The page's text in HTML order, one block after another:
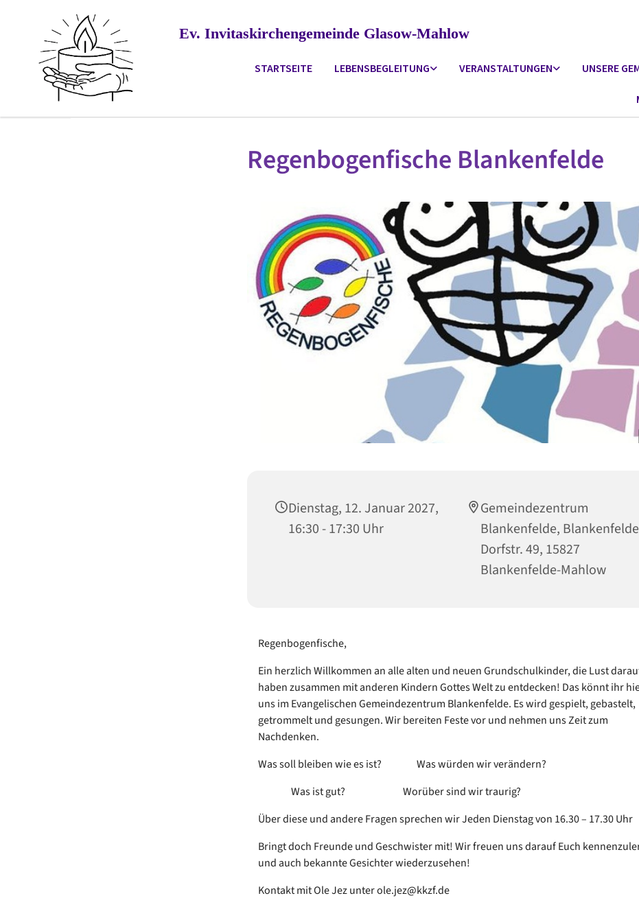
Ev. Invitaskirchengemeinde Glasow-Mahlow
STARTSEITE LEBENSBEGLEITUNG VERANSTALTUNGEN UNSERE
Regenbogenfische Blankenfelde
Dienstag, 12. Januar 2027,
16:30 - 17:30 Uhr
Gemeindezentrum
Blankenfelde,
Dorfstr. 49, 15827
Blankenfelde-Mahlow
Regenbogenfische,
Ein herzlich Willkommen an alle alten und neuen Grundschulkinder, die Lust
haben zusammen mit anderen Kindern Gottes Welt zu entdecken! Das könnt ihr
uns im Evangelischen Gemeindezentrum Blankenfelde. Es wird gespielt, gebastelt,
getrommelt und gesungen. Wir bereiten Feste vor und nehmen uns Zeit zum
Nachdenken.
Was soll bleiben wie es ist? Was würden wir verändern?
Was ist gut? Worüber sind wir traurig?
Über diese und andere Fragen sprechen wir Jeden Dienstag von 16.30 – 17.30 Uhr
Bringt doch Freunde und Geschwister mit! Wir freuen uns darauf Euch
und auch bekannte Gesichter wiederzusehen!
Kontakt mit Ole Jez unter ole.jez@kkzf.de